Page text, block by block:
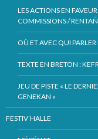
LES ACTIONS EN
COMMISSIONS /
OÙ ET AVEC QUI
TEXTE EN BRETON :
JEU DE PISTE « LE
GENEKAN »
FESTIV’HALLE